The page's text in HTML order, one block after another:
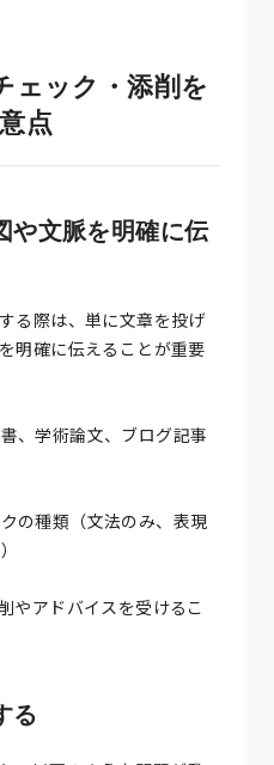
ェック・添削を
点
や文脈を明確に伝
る際は、単に文章を投げ
明確に伝えることが重要
、学術論文、ブログ記事
の種類（文法のみ、表現
やアドバイスを受けるこ
る